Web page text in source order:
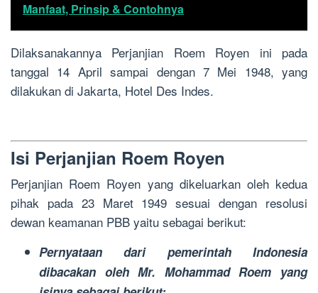
Manfaat, Prinsip & Contohnya
Dilaksanakannya Perjanjian Roem Royen ini pada
tanggal 14 April sampai dengan 7 Mei 1948, yang
dilakukan di Jakarta, Hotel Des Indes.
Isi Perjanjian Roem Royen
Perjanjian Roem Royen yang dikeluarkan oleh kedua
pihak pada 23 Maret 1949 sesuai dengan resolusi
dewan keamanan PBB yaitu sebagai berikut:
Pernyataan dari pemerintah Indonesia
dibacakan oleh Mr. Mohammad Roem yang